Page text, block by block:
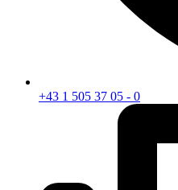
+43 1 505 37 05 - 0